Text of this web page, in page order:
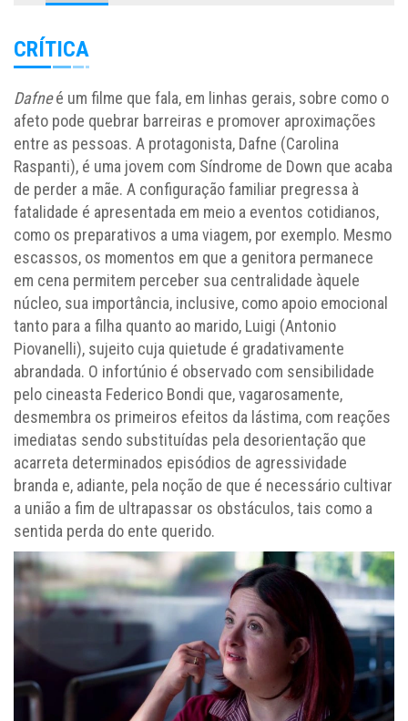
CRÍTICA
Dafneé um filme que fala, em linhas gerais, sobre como o
afeto pode quebrar barreiras e promover aproximações
entre as pessoas. A protagonista, Dafne (Carolina
Raspanti), é uma jovem com Síndrome de Down que acaba
de perder a mãe. A configuração familiar pregressa à
fatalidade é apresentada em meio a eventos cotidianos,
como os preparativos a uma viagem, por exemplo. Mesmo
escassos, os momentos em que a genitora permanece
em cena permitem perceber sua centralidade àquele
núcleo, sua importância, inclusive, como apoio emocional
tanto para a filha quanto ao marido, Luigi (Antonio
Piovanelli), sujeito cuja quietude é gradativamente
abrandada. O infortúnio é observado com sensibilidade
pelo cineasta Federico Bondi que, vagarosamente,
desmembra os primeiros efeitos da lástima, com reações
imediatas sendo substituídas pela desorientação que
acarreta determinados episódios de agressividade
branda e, adiante, pela noção de que é necessário cultivar
a união a fim de ultrapassar os obstáculos, tais como a
sentida perda do ente querido.